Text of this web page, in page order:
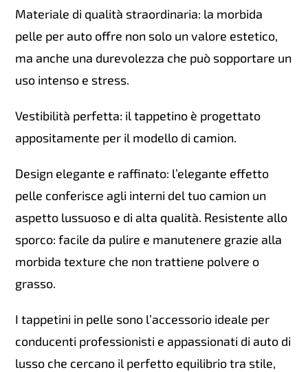
Materiale di qualità straordinaria: la morbida
pelle per auto offre non solo un valore estetico,
ma anche una durevolezza che può sopportare un
uso intenso e stress.
Vestibilità perfetta: il tappetino è progettato
appositamente per il modello di camion.
Design elegante e raffinato: l’elegante effetto
pelle conferisce agli interni del tuo camion un
aspetto lussuoso e di alta qualità. Resistente allo
sporco: facile da pulire e manutenere grazie alla
morbida texture che non trattiene polvere o
grasso.
I tappetini in pelle sono l’accessorio ideale per
conducenti professionisti e appassionati di auto di
lusso che cercano il perfetto equilibrio tra stile,